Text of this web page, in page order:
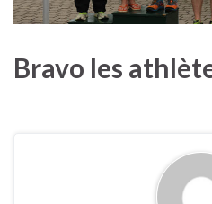
Bravo les